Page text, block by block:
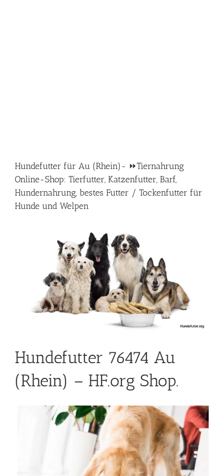
Hundefutter für Au (Rhein)- ⏩Tiernahrung
Online-Shop: Tierfutter, Katzenfutter, Barf,
Hundernahrung, bestes Futter / Tockenfutter für
Hunde und Welpen
Hundefutter 76474 Au
(Rhein) – HF.org Shop.